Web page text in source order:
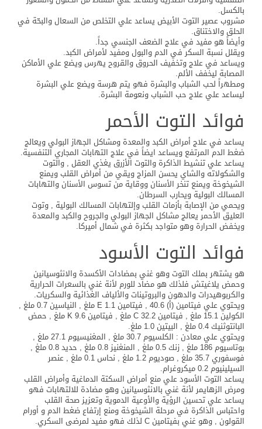
بالكسل.
مشروب عصير التوت الأبيض يساعد علي التخلص من السعال والبحّة في
الحلق والاختناق.
وأيضاً هو مفيد في علاج الضعف الجنسي جداً.
ويقلل نسبة السكر في الدم والبول ومفيد لأمراض الكبد.
ويساعد في علاج وتخفيف الحروق والقروح يهرس ويضع علي الأماكن
المصابة ليخفف الألم.
ومطهراً لحب الشباب والبشرة فهو يتم هرسة ويضع علي البشرة
ليساعد علي علاج حب الشباب ونعومة البشرة.
فوائد التوت الأحمر
يساعد في علاج أمراض الكبد والمعدة ومشاكل الجهاز البولي ويعالج
ضغط الدم المرتفع ويساعد ايضاً في علاج التهابات المجاري التنفسية.
يساعد علي تنشيط الذاكرة والتوت الأزرق يغذي العقل , والتوت
والشكولاته والشاي يحسن المزاج ويقي من أمراض القلب ويمنع
الشيخوخة ويمنع تنخر الأسنان ووقاية من تسوس الأسنان والتهابات
المسالك البولية ويحارب السرطان.
ويحمي من الإصابة بأزمات القلب وإلتهابات المسالك البولية , وتوت
العليق الأحمر يعالج مشاكل الجهاز البولي والجروح والكبد والمعدة
ويخفض الحرارة وهو متواجد بكثرة في شمال أميركا.
فوائد التوت الأسود
هو يشتهر بملك التوت وهو غني بمضادات الأكسدة والانثوسيانين
وحمض يلاغيتش فلذلك هو مضاد للورم لأنة غني بالسعرات الحرارية
والكربوهيدرات والدهون والبروتينات والألياف الغذائية والسكريات.
ويحتوي علي فيتامين (أ) 40.6 , فيتامين E 1.1 ملغ , النياسين 0.7 ملغ ,
الكولين 15.1 ملغ , فيتامين C 32.2 ملغ , فيتامين K 9.6 ملغ , حمض
البانتوثنيك 0.4 ملغ , البيتين 1.0 ملغ.
ويحتوي علي معادن : الكلسيوم 30.7 ملغ , المغنيسيوم 27.1 ملغ ,
بوتاسيوم 186 ملغ , زنك 0.5 ملغ , المنغنيز 0.8 ملغ , حديد 0.8 ملغ ,
فوسفوري 35.7 ملغ , صوديوم 1.2 ملغ , نحاس 0.1 ملغ , عنصر
السيلينيوم 0.2 ميكروغرام.
يساعد التوت الأسود علي منع أمراض السكتة الدماغية وأمراض القلب
ومرض الزهايمر لأنة غني بالانثوسيانين وهو مضادة للالتهابات فهو
يساعد علي تحسين الرؤية والأوعية الدموية وتعزيز صحة القلب
واحتباس الذاكرة في مرحلة الشيخوخة ومنع إرتفاع ضغط الدم و أورام
القولون , وهو غني بفيتامين C لذلك فهو مفيد لمرضى السكري.